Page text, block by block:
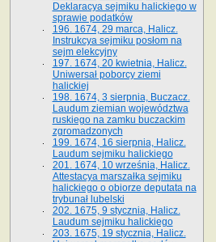
Deklaracya sejmiku halickiego w
sprawie podatków
196. 1674, 29 marca, Halicz.
Instrukcya sejmiku posłom na
sejm elekcyjny
197. 1674, 20 kwietnia, Halicz.
Uniwersał poborcy ziemi
halickiej
198. 1674, 3 sierpnia, Buczacz.
Laudum ziemian województwa
ruskiego na zamku buczackim
zgromadzonych
199. 1674, 16 sierpnia, Halicz.
Laudum sejmiku halickiego
201. 1674, 10 września, Halicz.
Attestacya marszałka sejmiku
halickiego o obiorze deputata na
trybunał lubelski
202. 1675, 9 stycznia, Halicz.
Laudum sejmiku halickiego
203. 1675, 19 stycznia, Halicz.